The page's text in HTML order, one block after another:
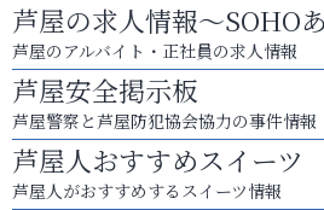
芦屋の求人情報～SOHO
芦屋のアルバイト・正社員の求人情報
芦屋安全掲示板
芦屋警察と芦屋防犯協会協力の事件情報
芦屋人おすすめスイーツ
芦屋人がおすすめするスイーツ情報